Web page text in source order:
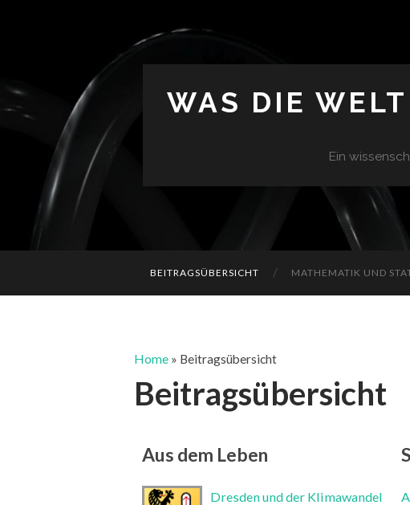
WAS DIE
Ein
BEITRAGSÜBERSICHT MATHEMATIK UND
Home » Beitragsübersicht
Beitragsübersicht
Aus dem Leben
Dresden und der Klimawandel